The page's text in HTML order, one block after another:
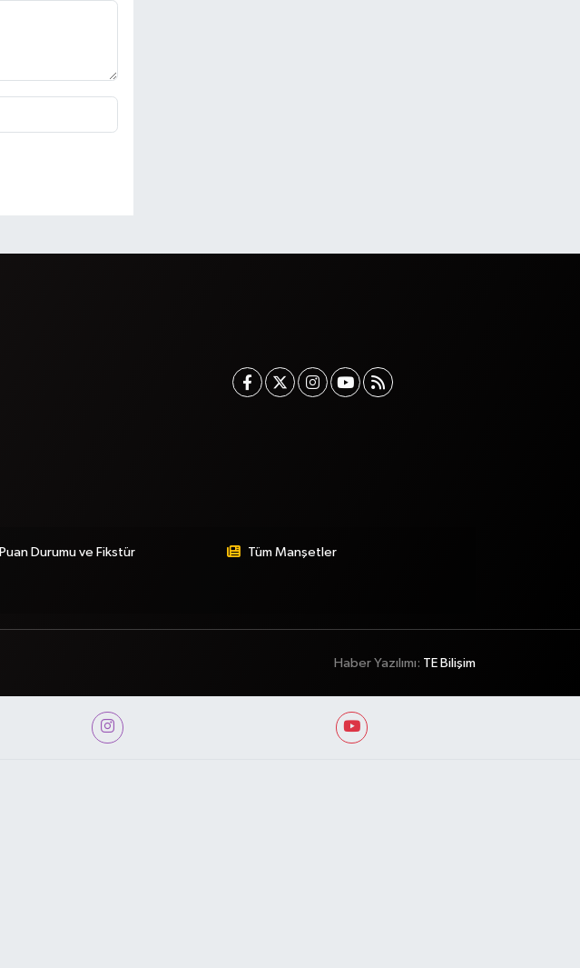
Puan Durumu ve Fikstür Tüm Manşetler
Haber Yazılımı: TE Bilişim